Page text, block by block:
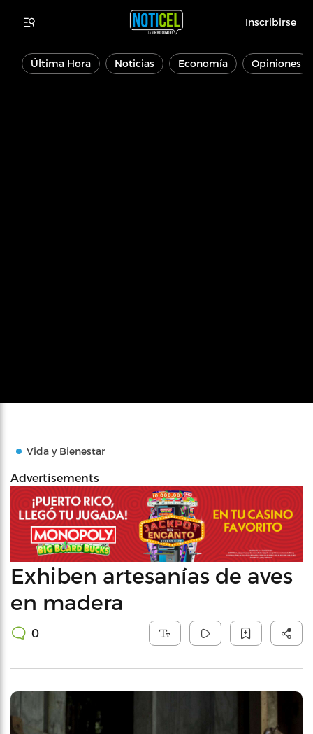
Inscribirse
Última Hora Noticias Economía Opiniones
Vida y Bienestar
Advertisements
Exhiben artesanías de aves
en madera
0